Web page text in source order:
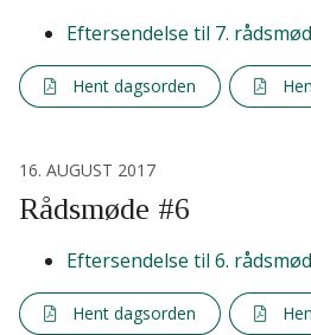
Eftersendelse til 7.
Hent dagsorden
16. AUGUST 2017
Rådsmøde #6
Eftersendelse til 6.
Hent dagsorden